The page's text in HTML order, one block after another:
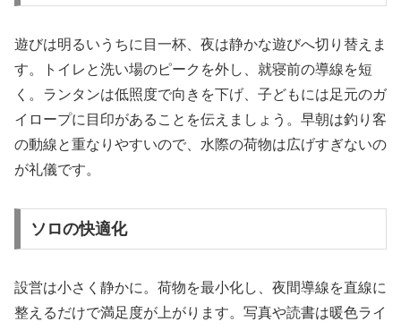
遊びは明るいうちに目一杯、夜は静かな遊びへ切り替えま
す。トイレと洗い場のピークを外し、就寝前の導線を短
く。ランタンは低照度で向きを下げ、子どもには足元のガ
イロープに目印があることを伝えましょう。早朝は釣り客
の動線と重なりやすいので、水際の荷物は広げすぎないの
が礼儀です。
ソロの快適化
設営は小さく静かに。荷物を最小化し、夜間導線を直線に
整えるだけで満足度が上がります。写真や読書は暖色ライ